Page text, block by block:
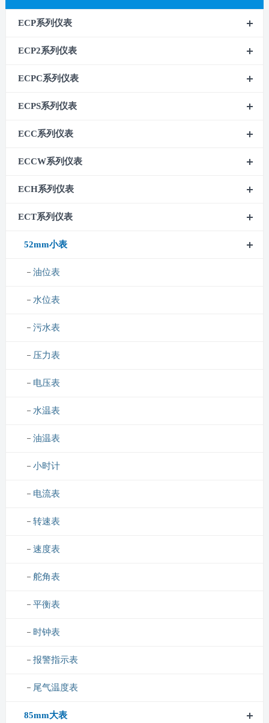
ECP系列仪表
ECP2系列仪表
ECPC系列仪表
ECPS系列仪表
ECC系列仪表
ECCW系列仪表
ECH系列仪表
ECT系列仪表
52mm小表
油位表
水位表
污水表
压力表
电压表
水温表
油温表
小时计
电流表
转速表
速度表
舵角表
平衡表
时钟表
报警指示表
尾气温度表
85mm大表